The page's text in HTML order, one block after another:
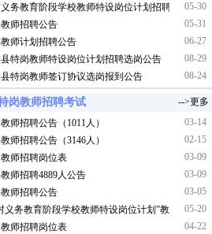
务教育阶段学校教师特设岗位计划招聘公告05-30
师招聘公告
05-31
师计划招聘公告
06-27
特岗教师特设岗位计划招聘选岗公告
08-29
特岗教师签订协议选岗报到公告
08-24
岗教师招聘考试
-->更多
师招聘公告（1011人）
03-14
师招聘公告（3146人）
02-15
师招聘岗位表
03-09
师招聘4889人公告
03-09
师招聘公告
03-05
义务教育阶段学校教师特设岗位计划”教师招聘公告
05-20
师招聘岗位表
04-22